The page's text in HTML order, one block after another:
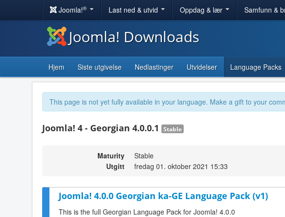
Joomla!® Last ned & utvid Oppdag & lær Samfunn &
Joomla! Downloads
Hjem Siste utgivelse Nedlastinger Utvidelser Language Packs
This page is not yet fully available in your language. Make a gift to your
Joomla! 4 - Georgian 4.0.0.1 Stable
Maturity
Stable
Utgitt
fredag 01. oktober 2021 15:33
Joomla! 4.0.0 Georgian ka-GE Language Pack (v1)
This is the full Georgian Language Pack for Joomla! 4.0.0